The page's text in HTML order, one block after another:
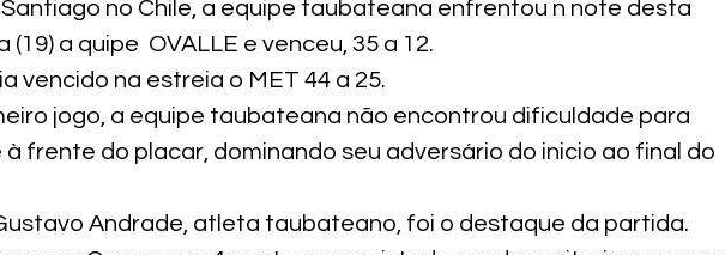
no Chile, a equipe taubateana enfrentou n note desta
a quipe  OVALLE e venceu, 35 a 12.
vencido na estreia o MET 44 a 25.
jogo, a equipe taubateana não encontrou dificuldade para
frente do placar, dominando seu adversário do inicio ao final do
Andrade, atleta taubateano, foi o destaque da partida.